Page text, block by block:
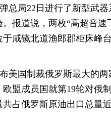
总局22日进行了新型武
报道说，两枚“高超音速
咸镜北道渔郎郡柜床峰
美国制裁俄罗斯最大的
盟成员国就第19轮对俄
占俄罗斯原油出口总量